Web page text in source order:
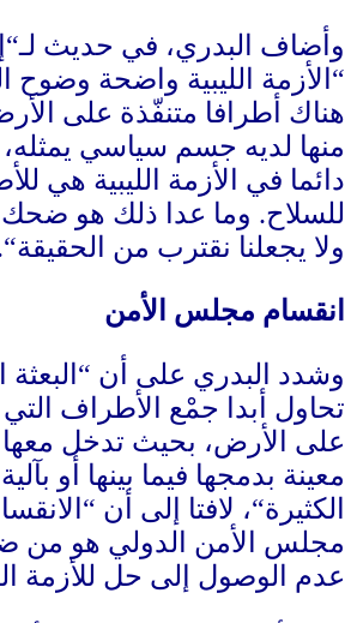
وأضاف البدري، في حديث لـ“
“ الأزمة الليبية واضحة
هناك أطرافا متنفّذة على
منها لديه جسم سياسي
دائما في الأزمة الليبية هي
للسلاح. وما عدا ذلك هو ضحك
ولا يجعلنا نقترب من الحقيقة
انقسام مجلس الأمن
وشدد البدري على أن “
تحاول أبدا جمْع الأطراف
على الأرض، بحيث تدخل
معينة بدمجها فيما بينها أو
الكثيرة“، لافتا إلى أن “
مجلس الأمن الدولي هو من
عدم الوصول إلى حل للأزمة